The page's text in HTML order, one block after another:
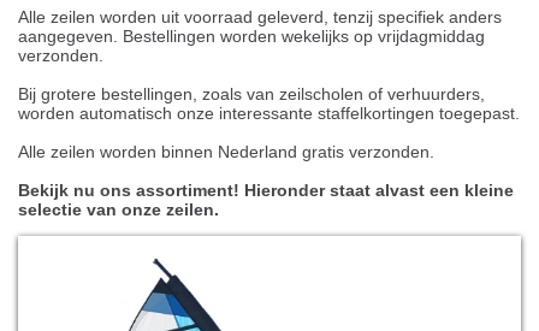
Alle zeilen worden uit voorraad geleverd, tenzij specifiek anders
aangegeven. Bestellingen worden wekelijks op vrijdagmiddag
verzonden.
Bij grotere bestellingen, zoals van zeilscholen of verhuurders,
worden automatisch onze interessante staffelkortingen toegepast.
Alle zeilen worden binnen Nederland gratis verzonden.
Bekijk nu ons assortiment! Hieronder staat alvast een kleine
selectie van onze zeilen.